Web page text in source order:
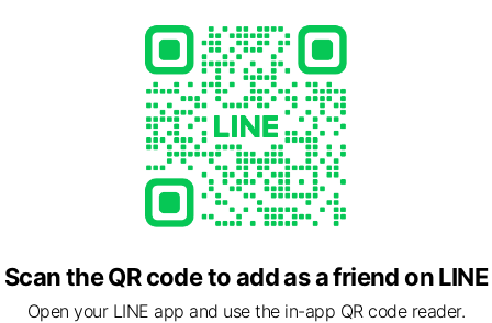
Scan the QR code to add as a friend on LINE
Open your LINE app and use the in-app QR code reader.